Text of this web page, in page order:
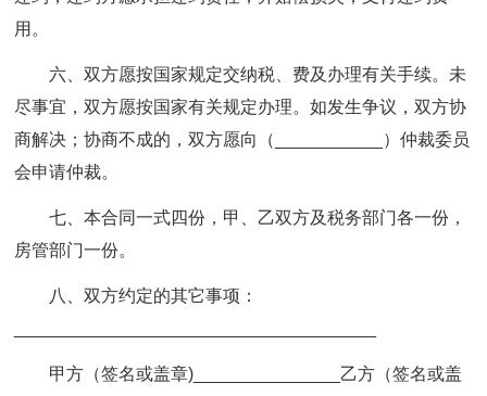
用。
六、双方愿按国家规定交纳税、费及办理有关手续。 未
尽事宜，双方愿按国家有关规定办理。如发生争议，双方协
商解决；协商不成的，双方愿向（___________）仲裁委员
会申请仲裁。
七、本合同一式四份，甲、乙双方及税务部门各一份，
房管部门一份。
八、双方约定的其它事项：
甲方（签名或盖章)_______________乙方（签名或盖